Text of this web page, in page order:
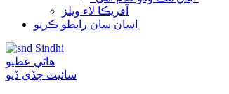
آفريڪا لاء ويلز
اسان سان رابطو ڪريو
Sindhi
هاڻي عطيو
سائيٽ ڇڏي ڏيو